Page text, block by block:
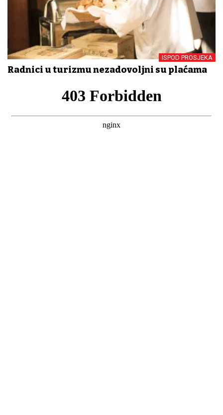
ISPOD PROSJEKA
Radnici u turizmu nezadovoljni su plaćama